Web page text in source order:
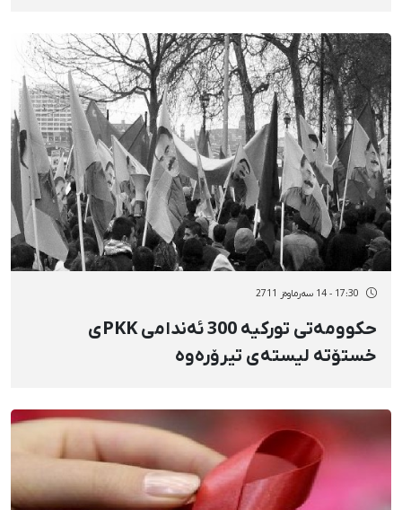
17:30 - 14 سەرماوەز 2711
حكوومەتی توركیە 300 ئەندامی PKK‎ی
خستۆتە لیستەی تیرۆرەوە